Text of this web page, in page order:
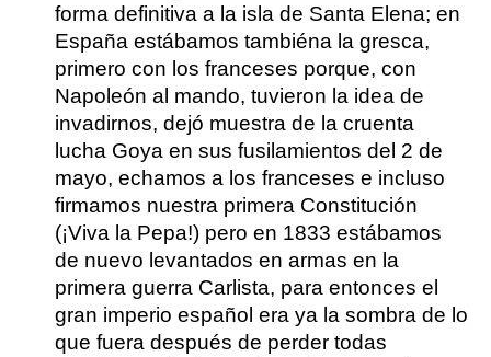
forma definitiva a la isla de Santa Elena; en
España estábamos tambiéna la gresca,
primero con los franceses porque, con
Napoleón al mando, tuvieron la idea de
invadirnos, dejó muestra de la cruenta
lucha Goya en sus fusilamientos del 2 de
mayo, echamos a los franceses e incluso
firmamos nuestra primera Constitución
(¡Viva la Pepa!) pero en 1833 estábamos
de nuevo levantados en armas en la
primera guerra Carlista, para entonces el
gran imperio español era ya la sombra de lo
que fuera después de perder todas